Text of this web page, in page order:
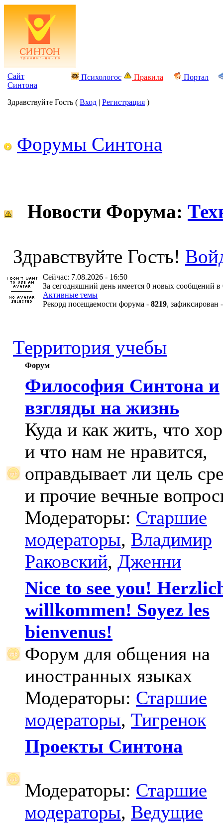
Сайт
Синтона
Психологос Правила Портал
Здравствуйте Гость ( Вход | Регистрация )
Форумы Синтона
Новости Форума:
Здравствуйте Гость!
Сейчас: 7.08.2026 - 16:50
За сегодняшний день имеется 0 новых сообщений в
Активные темы
Рекорд посещаемости форума - 8219, зафиксирован
Территория учебы
Форум
Философия Синтона и
взгляды на жизнь
Куда и как жить, что
и что нам не нравится,
оправдывает ли цель
и прочие вечные
Модераторы: Старшие
модераторы, Владимир
Раковский, Дженни
Nice to see you!
willkommen! Soyez les
bienvenus!
Форум для общения на
иностранных языках
Модераторы: Старшие
модераторы, Тигренок
Проекты Синтона
Модераторы: Старшие
модераторы, Ведущие